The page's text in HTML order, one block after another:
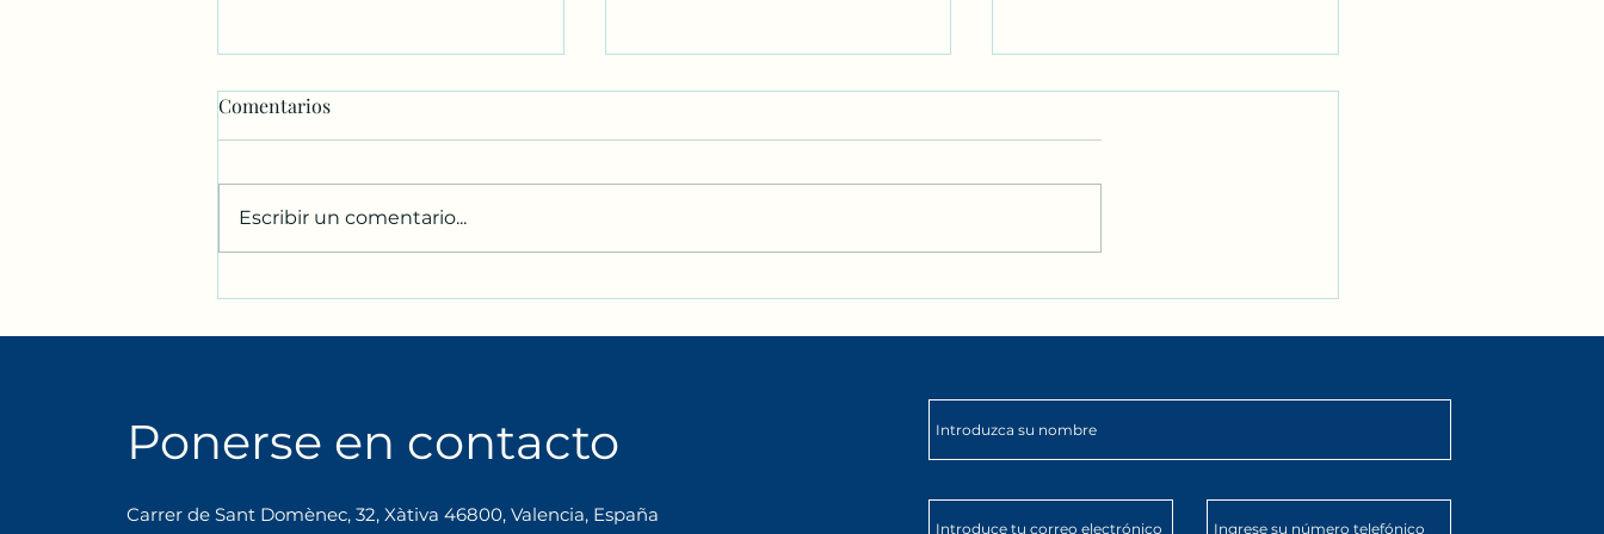
Club de Lectura Bilingüe en
Día de Playa Bilingüe de
Summer Club en Xàtiva |
Comentarios
Escribir un comentario...
Ponerse en contacto
Carrer de Sant Domènec, 32, Xàtiva 46800, Valencia, España